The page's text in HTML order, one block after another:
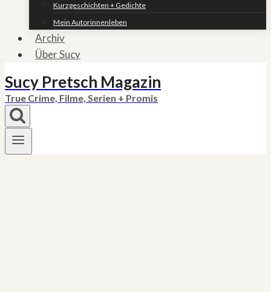
Kurzgeschichten + Gedichte
Mein Autorinnenleben
Archiv
Über Sucy
Sucy Pretsch Magazin
True Crime, Filme, Serien + Promis